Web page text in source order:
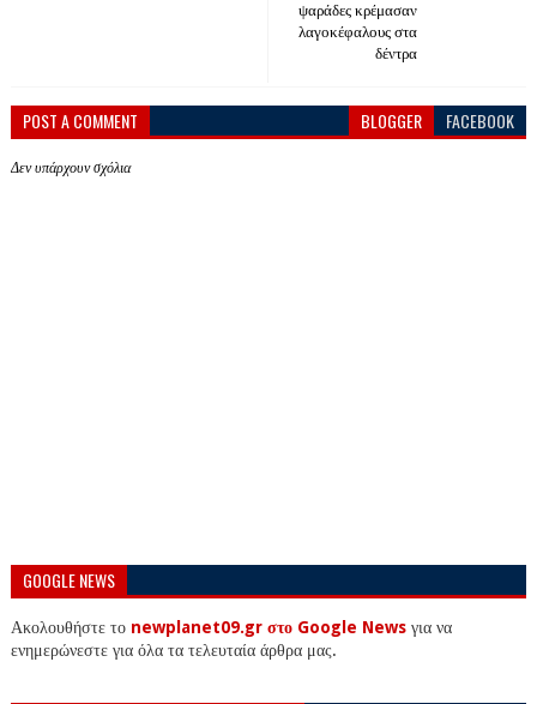
ψαράδες κρέμασαν
λαγοκέφαλους στα
δέντρα
POST A COMMENT BLOGGER FACEBOOK
Δεν υπάρχουν σχόλια
GOOGLE NEWS
Ακολουθήστε το newplanet09.gr στο Google Newsγια να
ενημερώνεστε για όλα τα τελευταία άρθρα μας.